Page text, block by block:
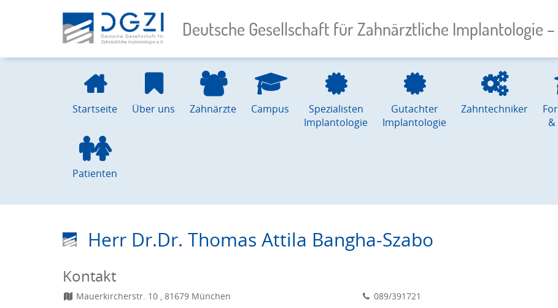
Deutsche Gesellschaft für Zahnärztliche Implantologie –
Startseite Über uns Zahnärzte Campus
Spezialisten
Implantologie
Gutachter
Implantologie
Zahntechniker
&
Patienten
Herr Dr.Dr. Thomas Attila Bangha-Szabo
Kontakt
Mauerkircherstr. 10 , 81679 München
089/391721